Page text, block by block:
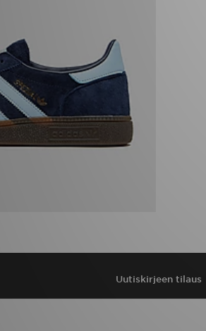
Uutiskirjeen tilaus